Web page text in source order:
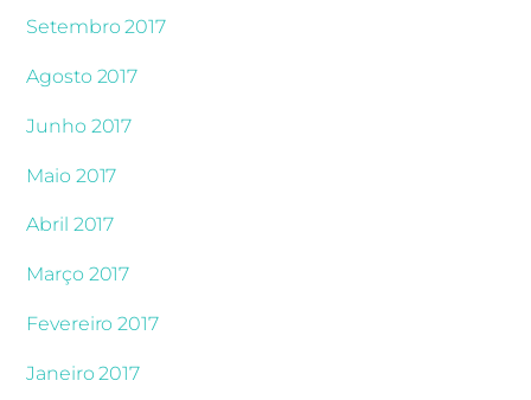
Setembro 2017
Agosto 2017
Junho 2017
Maio 2017
Abril 2017
Março 2017
Fevereiro 2017
Janeiro 2017